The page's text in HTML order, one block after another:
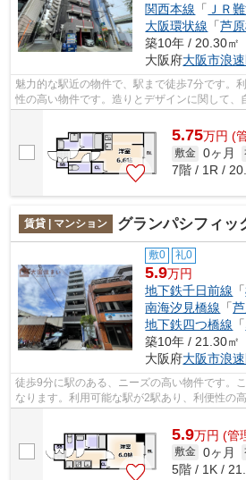
関西本線 「 ＪＲ
大阪環状線 「芦
築10年 / 20.30㎡
大阪府大阪市浪
魅力的な駅近の物件で、駅まで徒歩7分です。
性の高い物件です。造りとデザインに関して、
るマンションです。共用部には敷地内...
5.75万円 (
敷金 0ヶ月
7階 / 1R /
賃貸 | マンション グランパシフィッ
敷0 礼0
5.9万円
地下鉄千日前線 「
南海汐見橋線 「
地下鉄四つ橋線 「
築10年 / 21.30㎡
大阪府大阪市浪
徒歩9分に駅のある、ニーズの高い物件です。
なります。利用可能な駅が2駅あり、利便性の
5.9万円 (管
敷金 0ヶ月
5階 / 1K /